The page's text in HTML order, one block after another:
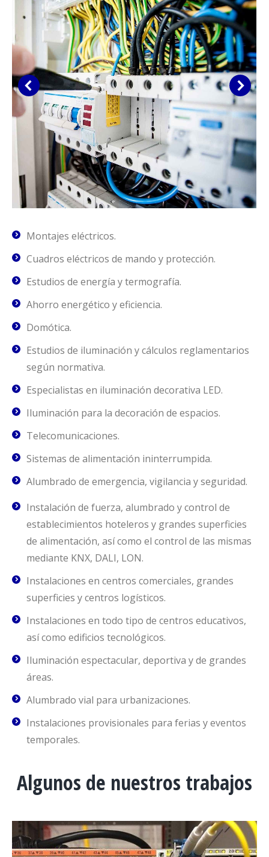
Montajes eléctricos.
Cuadros eléctricos de mando y protección.
Estudios de energía y termografía.
Ahorro energético y eficiencia.
Domótica.
Estudios de iluminación y cálculos reglamentarios
según normativa.
Especialistas en iluminación decorativa LED.
Iluminación para la decoración de espacios.
Telecomunicaciones.
Sistemas de alimentación ininterrumpida.
Alumbrado de emergencia, vigilancia y seguridad.
Instalación de fuerza, alumbrado y control de
establecimientos hoteleros y grandes superficies
de alimentación, así como el control de las mismas
mediante KNX, DALI, LON.
Instalaciones en centros comerciales, grandes
superficies y centros logísticos.
Instalaciones en todo tipo de centros educativos,
así como edificios tecnológicos.
Iluminación espectacular, deportiva y de grandes
áreas.
Alumbrado vial para urbanizaciones.
Instalaciones provisionales para ferias y eventos
temporales.
Algunos de nuestros trabajos